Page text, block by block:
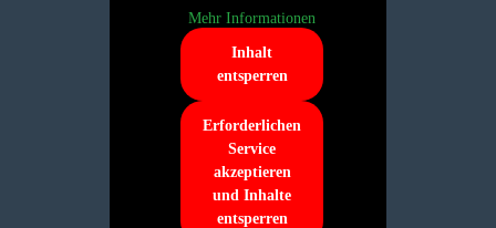
Mehr Informationen
Inhalt
entsperren
Erforderlichen
Service
akzeptieren
und Inhalte
entsperren